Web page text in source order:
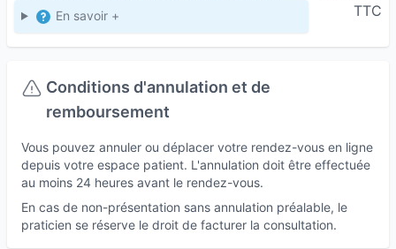
En savoir +
TTC
Conditions d'annulation et de
remboursement
Vous pouvez annuler ou déplacer votre rendez-vous en ligne
depuis votre espace patient. L'annulation doit être effectuée
au moins 24 heures avant le rendez-vous.
En cas de non-présentation sans annulation préalable, le
praticien se réserve le droit de facturer la consultation.